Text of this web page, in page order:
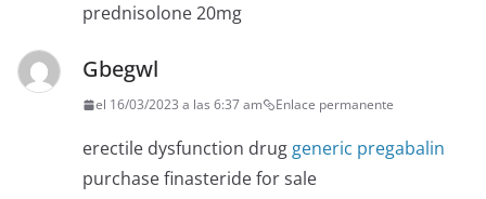
prednisolone 20mg
Gbegwl
el 16/03/2023 a las 6:37 am Enlace permanente
erectile dysfunction druggeneric pregabalin
purchase finasteride for sale